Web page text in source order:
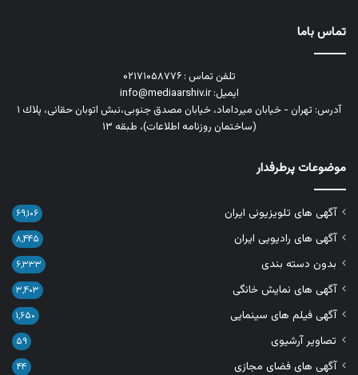
تماس باما
تلفن تماس : ۰۲۱۷۱۰۵۸۷۷۶
ایمیل: info@mediaarshiv.ir
آدرس: تهران - خیابان میرداماد، خیابان مصدق جنوبی،نبش اتوبان حقانی، پلاك ١
(ساختمان روزنامه اطلاعات)، طبقه ۱۳
موضوعات پرطرفدار
آگهی های تلویزیونی ایران ۶۹,۱۰۶
آگهی های رادیویی ایران ۸,۴۴۵
بدون دسته بندی ۶,۳۳۳
آگهی های نمایش خانگی ۳,۴۰۳
آگهی فیلم های سینمایی ۱,۶۵۰
تصاویر آرشیوی ۵۹
آگهی های فضای مجازی ۴۴